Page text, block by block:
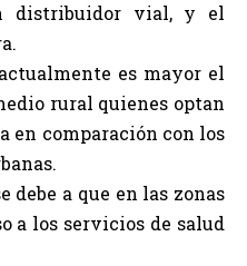
distribuidor vial, y el
es mayor el
rural quienes optan
en comparación con los
debe a que en las zonas
a los servicios de salud